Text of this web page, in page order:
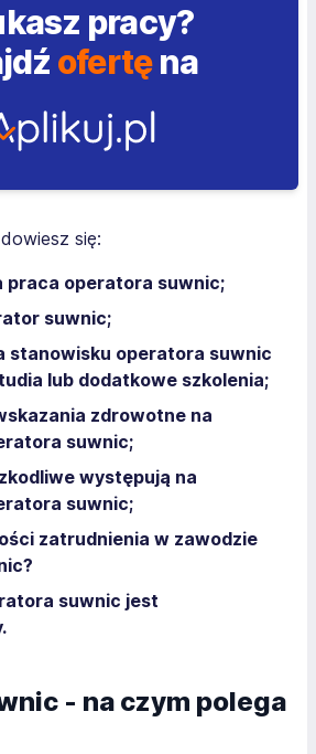
pracy?
ofertęna
się:
praca operatora suwnic;
suwnic;
stanowisku operatora suwnic
lub dodatkowe szkolenia;
zdrowotne na
suwnic;
występują na
suwnic;
zatrudnienia w zawodzie
suwnic jest
- na czym polega